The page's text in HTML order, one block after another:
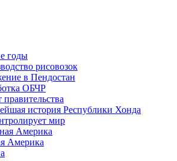
годы
рисовозок
в Пендостан
ОБЧР
правительства
история Республики Хонда
мир
Америка
Америка